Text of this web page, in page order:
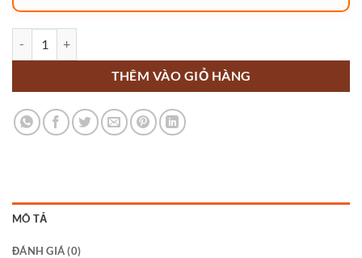
THÊM VÀO GIỎ HÀNG
MÔ TẢ
ĐÁNH GIÁ (0)